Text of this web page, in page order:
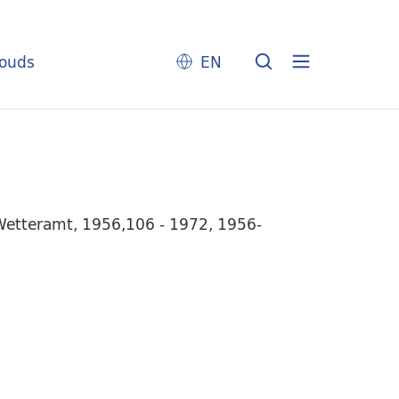
EN
1956,106 - 1972, 1956-